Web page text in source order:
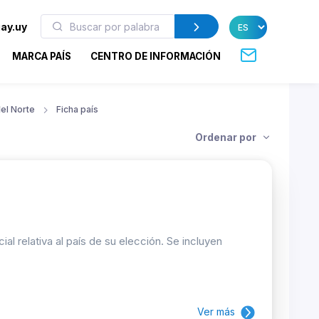
MARCA PAÍS CENTRO DE INFORMACIÓN
Norte Ficha país
Ordenar por
relativa al país de su elección. Se incluyen
Ver más